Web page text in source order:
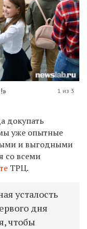
1 из 3
докупать
уже опытные
и выгодными
со всеми
ТРЦ.
усталость
дня
чтобы